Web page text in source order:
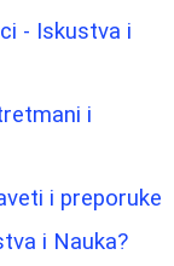
- Iskustva i
i
i preporuke
i Nauka?